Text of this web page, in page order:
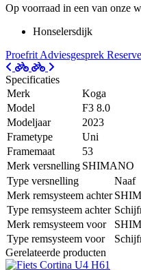
Op voorraad in een van onze
Honselersdijk
Proefrit Adviesgesprek
Specificaties
Merk
Koga
Model
F3 8.0
Modeljaar
2023
Frametype
Uni
Framemaat
53
Merk versnelling SHIMANO
Type versnelling
Naaf
Merk remsysteem achter
Type remsysteem achter
Merk remsysteem voor
Type remsysteem voor
Gerelateerde producten